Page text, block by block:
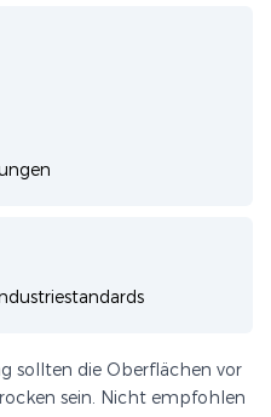
sollten die Oberflächen vor
sein. Nicht empfohlen